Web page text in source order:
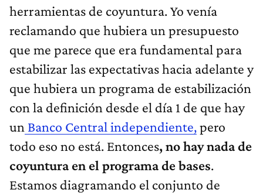
herramientas de coyuntura. Yo venía
reclamando que hubiera un presupuesto
que me parece que era fundamental para
estabilizar las expectativas hacia adelante y
que hubiera un programa de estabilización
con la definición desde el día 1 de que hay
un Banco Central independiente,pero
todo eso no está. Entonces, no hay nada de
coyuntura en el programa de bases.
Estamos diagramando el conjunto de